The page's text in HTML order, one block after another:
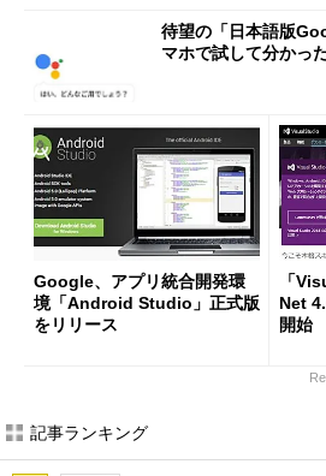
待望の「日本語版
マホで試して分かっ
Google、アプリ統合開発環
境「Android Studio」正式版
をリリース
「
Net
開始
記事ランキング